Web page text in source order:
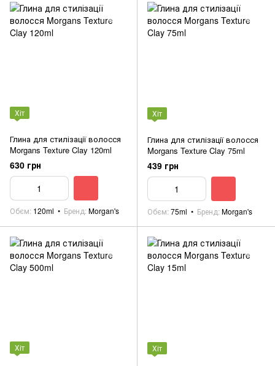
Хіт
Глина для стилізації волосся
Morgans Texture Clay 120ml
630 грн
Обєм 120ml Бренд Morgan's
Хіт
Глина для стилізації волосся
Morgans Texture Clay 75ml
439 грн
Обєм 75ml Бренд Morgan's
Хіт Хіт